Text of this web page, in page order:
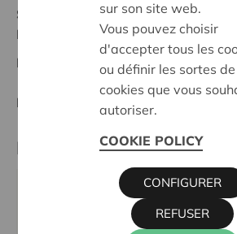
Statut:
Mechelen - Klein-Brabant
Date de décision: 01/10/2025
Décision: Approuvé
Partenaire
Bar Elvire, Gemeenteplein 22, 2820
contact@bar-elvire.be
sur son site web.
Vous pouvez choisir
d'accepter tous les
ou définir les sortes de
cookies que vous
autoriser.
COOKIE POLICY
REFUSER
CONFIGURER